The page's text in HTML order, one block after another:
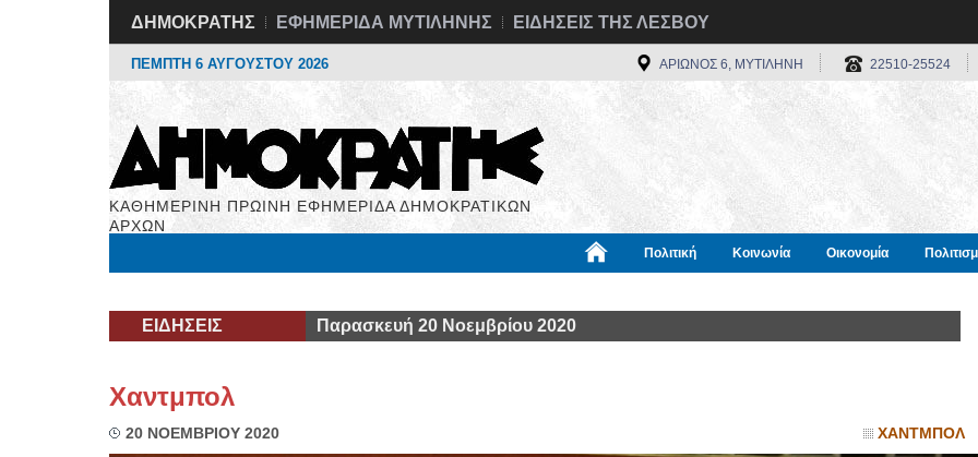
ΔΗΜΟΚΡΑΤΗΣ ΕΦΗΜΕΡΙΔΑ ΜΥΤΙΛΗΝΗΣ ΕΙΔΗΣΕΙΣ ΤΗΣ ΛΕΣΒΟΥ
ΠΕΜΠΤΗ 6 ΑΥΓΟΥΣΤΟΥ 2026 ΑΡΙΩΝΟΣ 6, ΜΥΤΙΛΗΝΗ 22510-25524
ΚΑΘΗΜΕΡΙΝΗ ΠΡΩΙΝΗ ΕΦΗΜΕΡΙΔΑ ΔΗΜΟΚΡΑΤΙΚΩΝ
ΑΡΧΩΝ
Πολιτική Κοινωνία Οικονομία
ΕΙΔΗΣΕΙΣ Παρασκευή 20 Νοεμβρίου 2020
Χαντμπολ
20 ΝΟΕΜΒΡΙΟΥ 2020 ΧΑΝΤΜΠΟΛ